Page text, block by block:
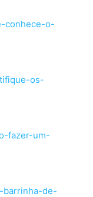
conhece-o-
os-
fazer-um-
barrinha-de-